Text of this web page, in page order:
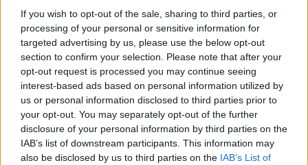
If you wish to opt-out of the sale, sharing to third parties, or
processing of your personal or sensitive information for
targeted advertising by us, please use the below opt-out
section to confirm your selection. Please note that after your
opt-out request is processed you may continue seeing
interest-based ads based on personal information utilized by
us or personal information disclosed to third parties prior to
your opt-out. You may separately opt-out of the further
disclosure of your personal information by third parties on the
IAB’s list of downstream participants. This information may
also be disclosed by us to third parties on the IAB’s List of
06.08.2026 - 12:22
Kavita Patel - PhARMA Innovation Forum: Ένα στα πέντε
καινοτόμα φάρμακα φτάνει τελικά στην Ελλάδα
06.08.2026 - 11:37
Μείωση ασφαλιστικών εισφορών ύψους 240 εκατ. ευρώ
ζητούν οι έμποροι από την Κυβέρνηση
06.08.2026 - 10:45
Ευρώπη: Μπορεί η κλιματική αλλαγή να οδηγήσει σε
ενεργειακή κρίση;